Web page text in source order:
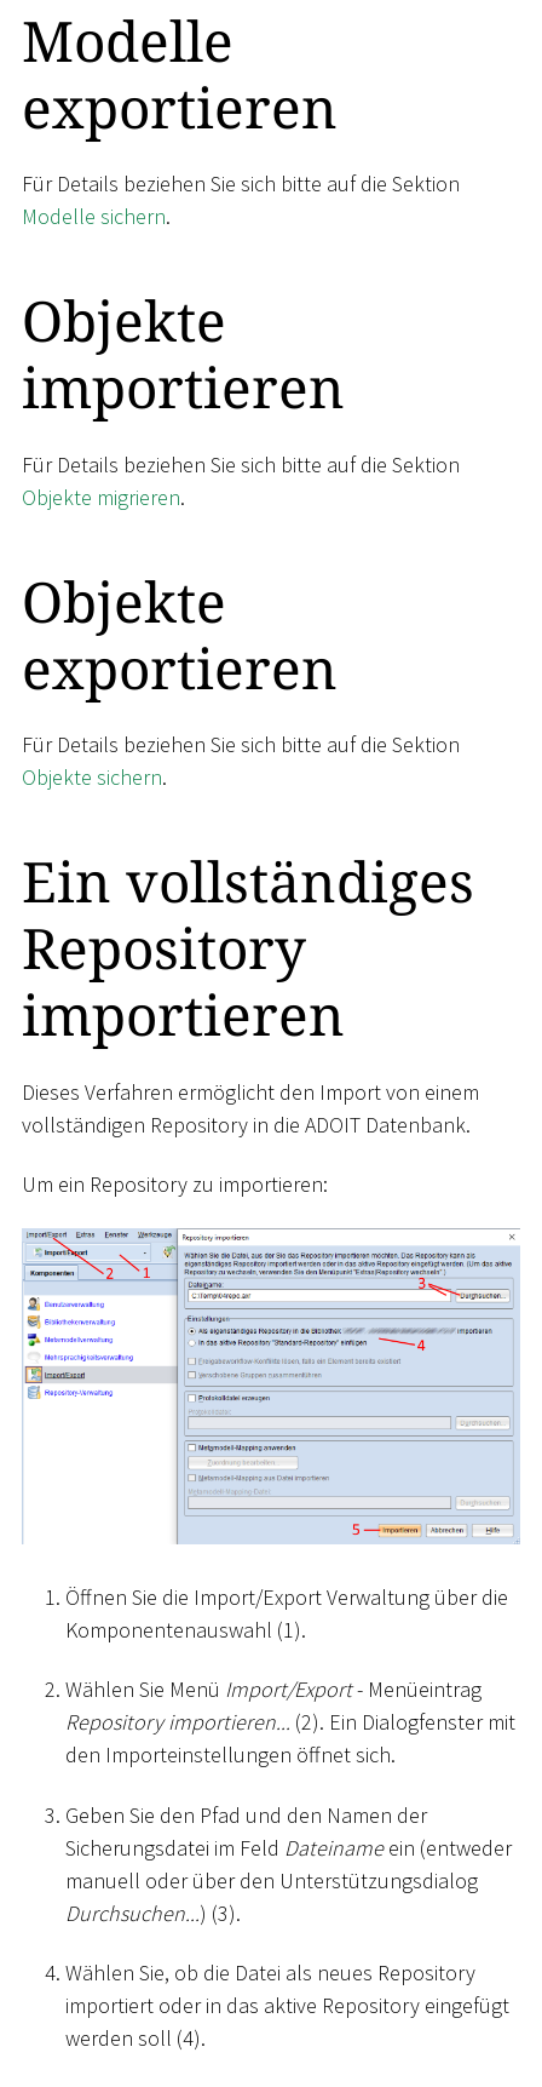
Modelle
exportieren
Für Details beziehen Sie sich bitte auf die Sektion
Modelle sichern.
Objekte
importieren
Für Details beziehen Sie sich bitte auf die Sektion
Objekte migrieren.
Objekte
exportieren
Für Details beziehen Sie sich bitte auf die Sektion
Objekte sichern.
Ein vollständiges
Repository
importieren
Dieses Verfahren ermöglicht den Import von einem
vollständigen Repository in die ADOIT Datenbank.
Um ein Repository zu importieren:
Öffnen Sie die Import/Export Verwaltung über die
Komponentenauswahl (1).
Wählen Sie Menü Import/Export- Menüeintrag
Repository importieren... (2). Ein Dialogfenster mit
den Importeinstellungen öffnet sich.
Geben Sie den Pfad und den Namen der
Sicherungsdatei im Feld Dateinameein (entweder
manuell oder über den Unterstützungsdialog
Durchsuchen...) (3).
Wählen Sie, ob die Datei als neues Repository
importiert oder in das aktive Repository eingefügt
werden soll (4).